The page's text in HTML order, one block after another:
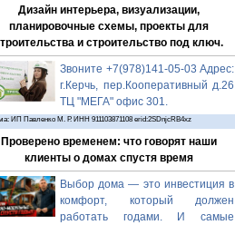
Дизайн интерьера, визуализации,
планировочные схемы, проекты для
и строительство под ключ.
Звоните +7(978)141-05-03 Адрес:
г.Керчь, пер.Кооперативный д.26
ТЦ "МЕГА" офис 301.
ИП Павленко М. Р. ИНН 911103871108 erid:2SDnjcRB4xz
Проверено временем: что говорят наши
клиенты о домах спустя время
Выбор дома — это инвестиция в
комфорт, который должен
работать годами. И самые